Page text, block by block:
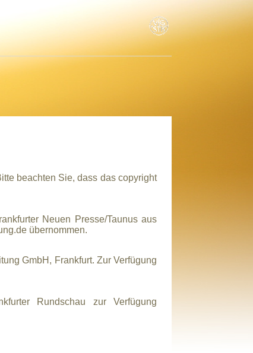
beachten Sie, dass das copyright
Neuen Presse/Taunus aus
übernommen.
GmbH, Frankfurt. Zur Verfügung
Rundschau zur Verfügung